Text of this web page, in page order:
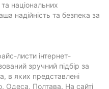
національних
надійність та безпека за
листи інтернет-
зручний підбір за
в яких представлені
Одеса, Полтава. На сайті